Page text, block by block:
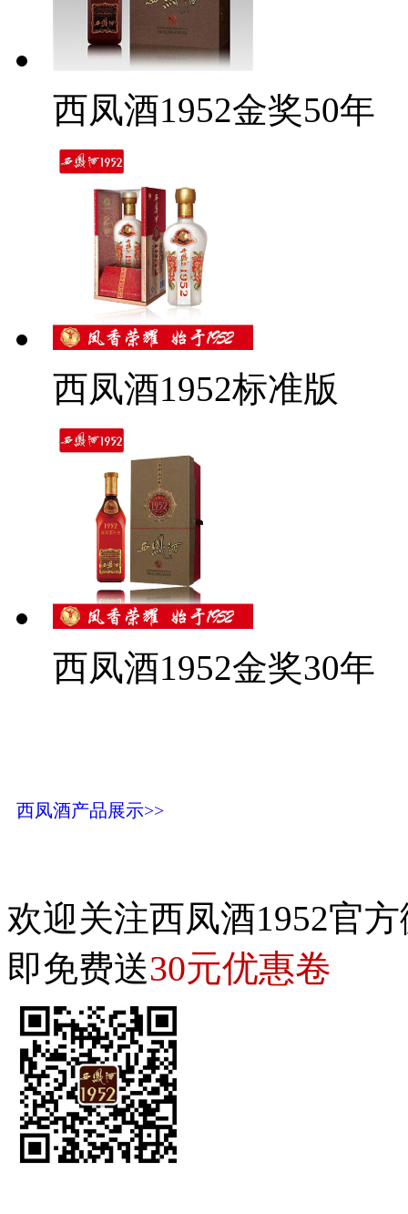
西凤酒1952金奖50年
西凤酒1952标准版
西凤酒1952金奖30年
西凤酒产品展示>>
欢迎关注西凤酒1952官
即免费送30元优惠卷